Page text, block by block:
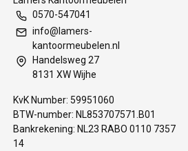
0570-547041
info@lamers-
kantoormeubelen.nl
Handelsweg 27
8131 XW Wijhe
KvK Number: 59951060
BTW-number: NL853707571.B01
Bankrekening: NL23 RABO 0110 7357
14